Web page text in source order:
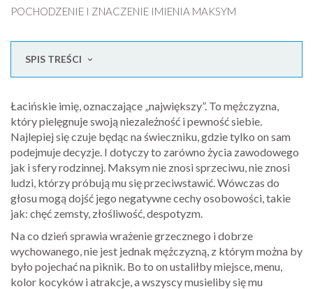
POCHODZENIE I ZNACZENIE IMIENIA MAKSYM
SPIS TREŚCI
Łacińskie imię, oznaczające „największy”. To mężczyzna,
który pielęgnuje swoją niezależność i pewność siebie.
Najlepiej się czuje będąc na świeczniku, gdzie tylko on sam
podejmuje decyzje. I dotyczy to zarówno życia zawodowego
jak i sfery rodzinnej. Maksym nie znosi sprzeciwu, nie znosi
ludzi, którzy próbują mu się przeciwstawić. Wówczas do
głosu mogą dojść jego negatywne cechy osobowości, takie
jak: chęć zemsty, złośliwość, despotyzm.
Na co dzień sprawia wrażenie grzecznego i dobrze
wychowanego, nie jest jednak mężczyzną, z którym można by
było pojechać na piknik. Bo to on ustaliłby miejsce, menu,
kolor kocyków i atrakcje, a wszyscy musieliby się mu